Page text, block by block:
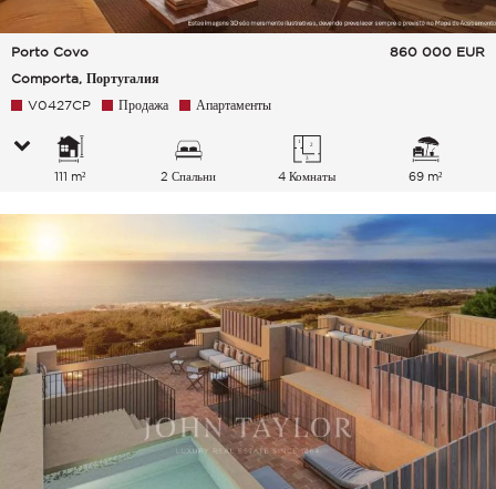
Porto Covo
Comporta, Португалия
860 000 EUR
V0427CP Продажа Апартаменты
111 m² 2 Спальни 4 Комнаты 69 m²